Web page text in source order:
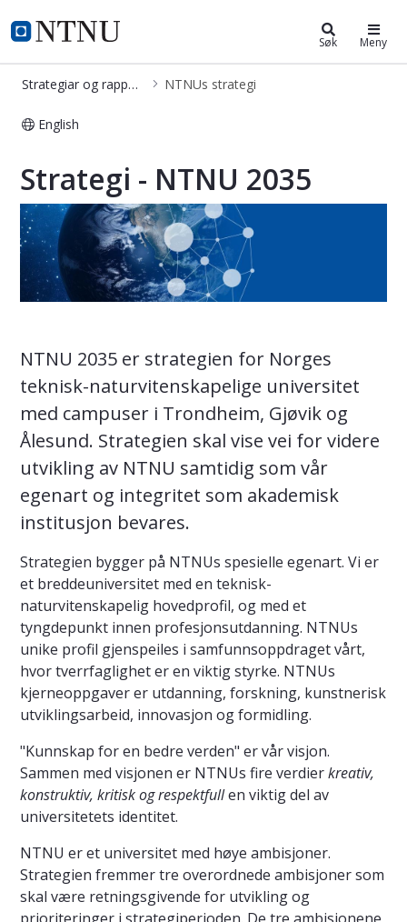
NTNU Hjemmeside
NTNUs strategi Søk Meny
Strategiar og rapportar NTNUs strategi
English
Strategi - NTNU 2035
NTNU 2035 er strategien for Norges
teknisk-naturvitenskapelige universitet
med campuser i Trondheim, Gjøvik og
Ålesund. Strategien skal vise vei for videre
utvikling av NTNU samtidig som vår
egenart og integritet som akademisk
institusjon bevares.
Strategien bygger på NTNUs spesielle egenart. Vi er
et breddeuniversitet med en teknisk-
naturvitenskapelig hovedprofil, og med et
tyngdepunkt innen profesjonsutdanning. NTNUs
unike profil gjenspeiles i samfunnsoppdraget vårt,
hvor tverrfaglighet er en viktig styrke. NTNUs
kjerneoppgaver er utdanning, forskning, kunstnerisk
utviklingsarbeid, innovasjon og formidling.
"Kunnskap for en bedre verden" er vår visjon.
Sammen med visjonen er NTNUs fire verdierkreativ,
konstruktiv, kritisk og respektfullen viktig del av
universitetets identitet.
NTNU er et universitet med høye ambisjoner.
Strategien fremmer tre overordnede ambisjoner som
skal være retningsgivende for utvikling og